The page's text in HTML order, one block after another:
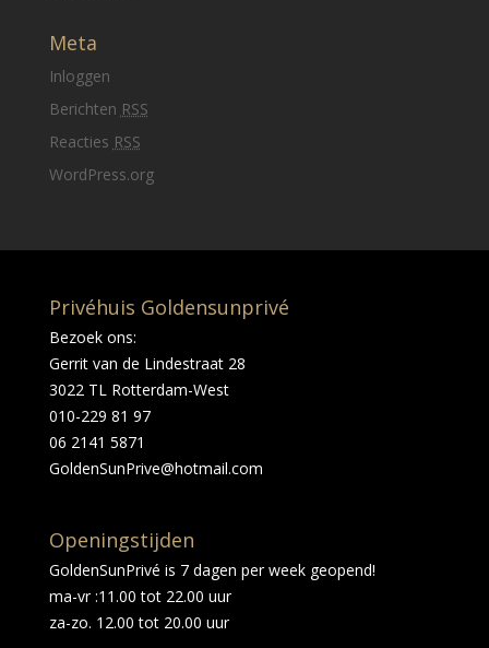
Meta
Inloggen
Berichten RSS
Reacties RSS
WordPress.org
Privéhuis Goldensunprivé
Bezoek ons:
Gerrit van de Lindestraat 28
3022 TL Rotterdam-West
010-229 81 97
06 2141 5871
GoldenSunPrive@hotmail.com
Openingstijden
GoldenSunPrivé is 7 dagen per week geopend!
ma-vr :11.00 tot 22.00 uur
za-zo. 12.00 tot 20.00 uur